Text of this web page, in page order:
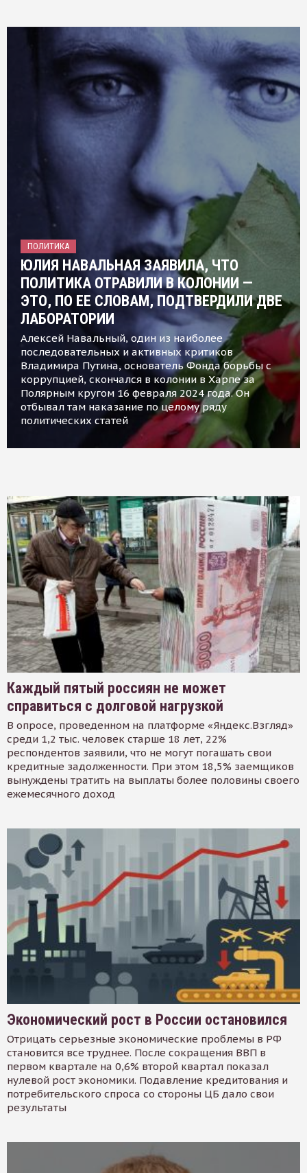
ПОЛИТИКА
ЮЛИЯ НАВАЛЬНАЯ ЗАЯВИЛА, ЧТО
ПОЛИТИКА ОТРАВИЛИ В КОЛОНИИ —
ЭТО, ПО ЕЕ СЛОВАМ, ПОДТВЕРДИЛИ ДВЕ
ЛАБОРАТОРИИ
Алексей Навальный, один из наиболее
последовательных и активных критиков
Владимира Путина, основатель Фонда борьбы с
коррупцией, скончался в колонии в Харпе за
Полярным кругом 16 февраля 2024 года. Он
отбывал там наказание по целому ряду
политических статей
Каждый пятый россиян не может
справиться с долговой нагрузкой
В опросе, проведенном на платформе «Яндекс.Взгляд»
среди 1,2 тыс. человек старше 18 лет, 22%
респондентов заявили, что не могут погашать свои
кредитные задолженности. При этом 18,5% заемщиков
вынуждены тратить на выплаты более половины своего
ежемесячного доход
Экономический рост в России остановился
Отрицать серьезные экономические проблемы в РФ
становится все труднее. После сокращения ВВП в
первом квартале на 0,6% второй квартал показал
нулевой рост экономики. Подавление кредитования и
потребительского спроса со стороны ЦБ дало свои
результаты